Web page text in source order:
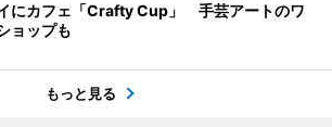
にカフェ「Crafty Cup」 手芸アートのワ
ョップも
もっと見る